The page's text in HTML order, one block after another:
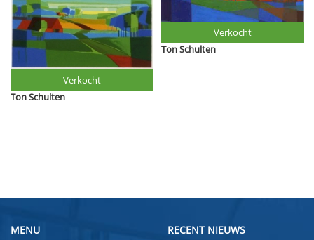
Ton Schulten
Verkocht
Ton Schulten
Verkocht
MENU RECENT NIEUWS